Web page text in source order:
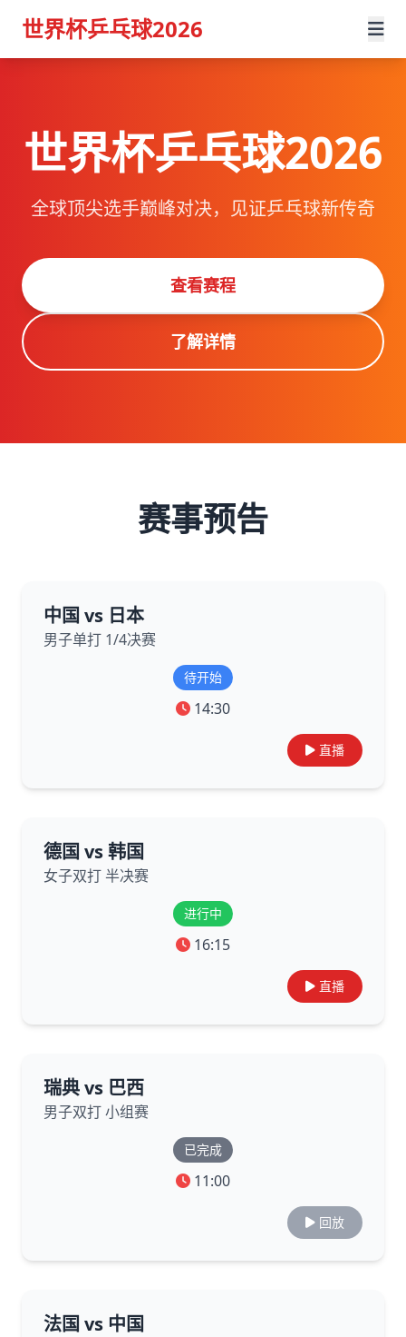
世界杯乒乓球2026
世界杯乒乓球2026
全球顶尖选手巅峰对决，见证乒乓球新传奇
查看赛程
了解详情
赛事预告
中国 vs 日本
男子单打 1/4决赛
待开始
14:30
直播
德国 vs 韩国
女子双打 半决赛
进行中
16:15
直播
瑞典 vs 巴西
男子双打 小组赛
已完成
11:00
回放
法国 vs 中国